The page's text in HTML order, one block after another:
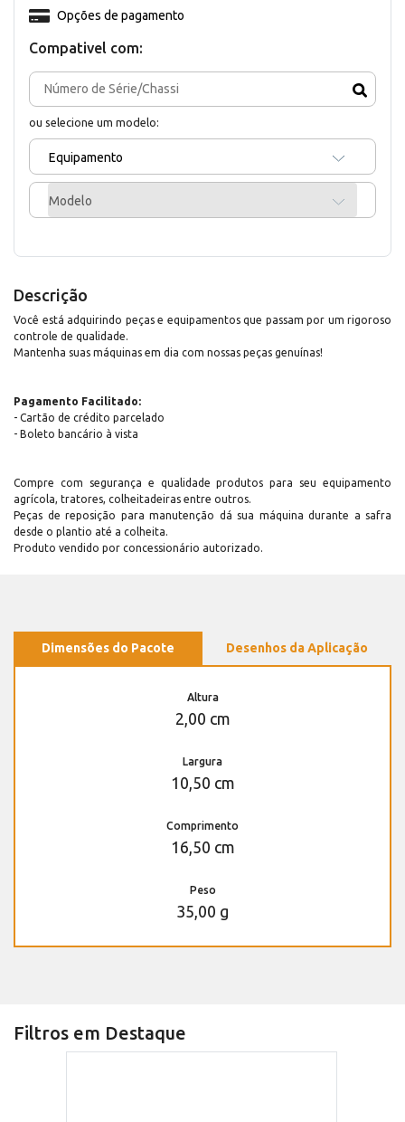
Compativel com:
ou selecione um modelo:
Equipamento
Modelo
Opções de pagamento
Descrição
Você está adquirindo peças e equipamentos que passam por um rigoroso
controle de qualidade.
Mantenha suas máquinas em dia com nossas peças genuínas!
Pagamento Facilitado:
- Cartão de crédito parcelado
- Boleto bancário à vista
Compre com segurança e qualidade produtos para seu equipamento
agrícola, tratores, colheitadeiras entre outros.
Peças de reposição para manutenção dá sua máquina durante a safra
desde o plantio até a colheita.
Produto vendido por concessionário autorizado.
Dimensões do Pacote Desenhos da Aplicação
Altura
2,00 cm
Largura
10,50 cm
Comprimento
16,50 cm
Peso
35,00 g
Filtros em Destaque